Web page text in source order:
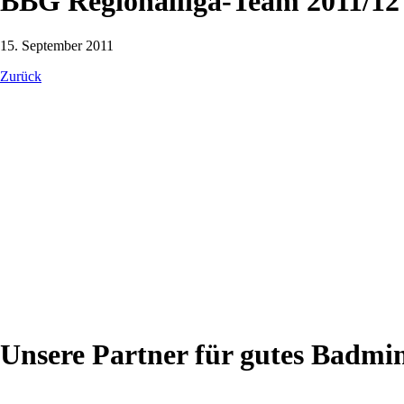
15. September 2011
Zurück
Unsere Partner für gutes